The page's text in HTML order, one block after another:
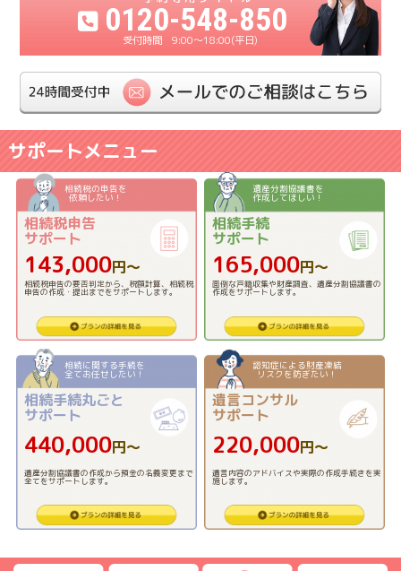
0120-548-850
9:00〜18:00(平日)
サポートメニュー
相続税の申告を
依頼したい！
相続税申告
サポート
143,000円〜
相続税申告の要否判定から、税額計算、相続税
申告の作成・提出までをサポートします。
遺産分割協議書を
作成してほしい！
相続手続
サポート
165,000円〜
面倒な戸籍収集や財産調査、遺産分割協議書の
作成をサポートします。
相続に関する手続を
全てお任せしたい！
相続手続丸ごと
サポート
440,000円〜
遺産分割協議書の作成から預金の名義変更まで
全てをサポートします。
認知症による財産凍結
リスクを防ぎたい！
遺言コンサル
サポート
220,000円〜
遺言内容のアドバイスや実際の作成手続きを実
施します。